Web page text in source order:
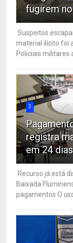
fugirem
Suspeitos
material ilícito foi
Policiais militares
2
registra
em 24
Recurso já está
Baixada
pagamentos O uso